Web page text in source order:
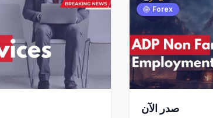
Forex
صدر الآن